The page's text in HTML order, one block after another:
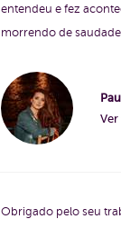
entendeu e fez
morrendo de
Obrigado pelo seu